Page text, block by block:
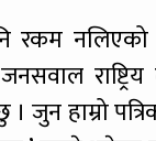
नलिएको
जुन हाम्रो